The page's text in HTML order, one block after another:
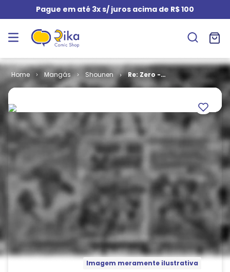
Pague em até 3x s/ juros acima de R$ 100
Mangás Shounen
Re: Zero -
Capítulo 3 - A
Imagem meramente ilustrativa